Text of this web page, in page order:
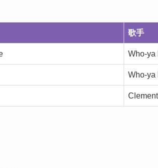
歌手
Who-ya
Who-ya